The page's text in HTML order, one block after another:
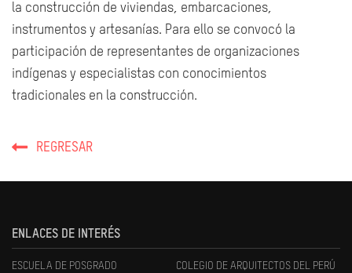
la construcción de viviendas, embarcaciones,
instrumentos y artesanías. Para ello se convocó la
participación de representantes de organizaciones
indígenas y especialistas con conocimientos
tradicionales en la construcción.
REGRESAR
ENLACES DE INTERÉS
ESCUELA DE POSGRADO COLEGIO DE ARQUITECTOS DEL PERÚ